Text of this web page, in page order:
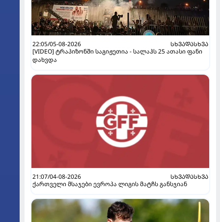
22:05/05-08-2026
ᲡᲮᲕᲐᲓᲐᲡᲮᲕᲐ
[VIDEO] ტრაპიზონში საგიჟეთია - სალაჰს 25 ათასი ფანი
დახვდა
21:07/04-08-2026
ᲡᲮᲕᲐᲓᲐᲡᲮᲕᲐ
ქართველი მსაჯები ევროპა ლიგის მატჩს განსჯიან